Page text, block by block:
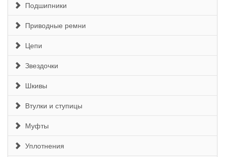
Подшипники
Приводные ремни
Цепи
Звездочки
Шкивы
Втулки и ступицы
Муфты
Уплотнения